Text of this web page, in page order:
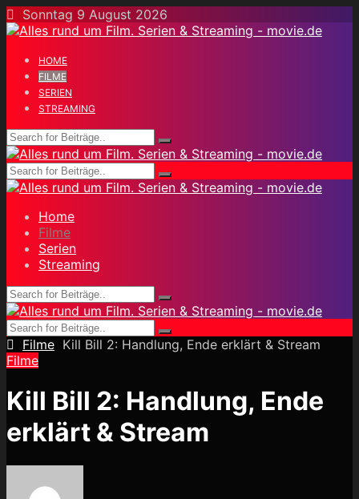
Skip
to
Sonntag 9 August 2026
HOME
FILME
SERIEN
STREAMING
Home
Filme
Serien
Streaming
Filme Kill Bill 2: Handlung, Ende erklärt & Stream
Filme
Kill Bill 2: Handlung, Ende
erklärt & Stream